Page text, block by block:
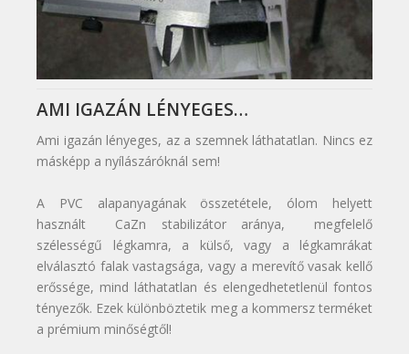
AMI IGAZÁN LÉNYEGES…
Ami igazán lényeges, az a szemnek láthatatlan. Nincs ez
másképp a nyílászáróknál sem!
A PVC alapanyagának összetétele, ólom helyett
használt CaZn stabilizátor aránya, megfelelő
szélességű légkamra, a külső, vagy a légkamrákat
elválasztó falak vastagsága, vagy a merevítő vasak kellő
erőssége, mind láthatatlan és elengedhetetlenül fontos
tényezők. Ezek különböztetik meg a kommersz terméket
a prémium minőségtől!